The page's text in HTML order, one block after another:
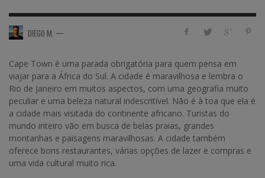
DIEGO M. —
Cape Town é uma parada obrigatória para quem pensa em
viajar para a África do Sul. A cidade é maravilhosa e lembra o
Rio de Janeiro em muitos aspectos, com uma geografia muito
peculiar e uma beleza natural indescritível. Não é à toa que ela é
a cidade mais visitada do continente africano. Turistas do
mundo inteiro vão em busca de belas praias, grandes
montanhas e paisagens maravilhosas. A cidade também
oferece bons restaurantes, várias opções de lazer e compras e
uma vida cultural muito rica.